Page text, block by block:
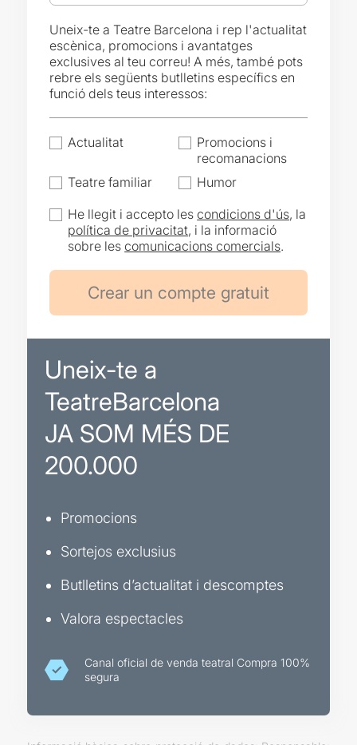
Uneix-te a Teatre Barcelona i rep l'actualitat
escènica, promocions i avantatges
exclusives al teu correu! A més, també pots
rebre els següents butlletins específics en
funció dels teus interessos:
Actualitat
Promocions i
recomanacions
Teatre familiar
Humor
He llegit i accepto lescondicions d'ús, la
política de privacitat, i la informació
sobre lescomunicacions comercials.
Uneix-te a
TeatreBarcelona
JA SOM MÉS DE
200.000
Promocions
Sortejos exclusius
Butlletins d’actualitat i descomptes
Valora espectacles
Canal oficial de venda teatral Compra 100%
segura